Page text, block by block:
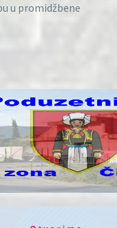
u promidžbene